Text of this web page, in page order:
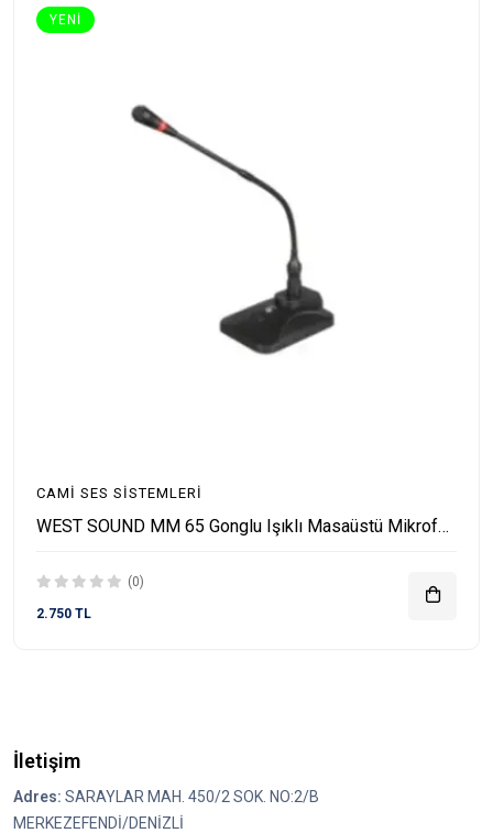
YENI
CAMI SES SISTEMLERI
WEST SOUND MM 65 Gonglu Işıklı Masaüstü Mikrofonu
(0)
2.750 TL
İletişim
Adres: SARAYLAR MAH. 450/2 SOK. NO:2/B
MERKEZEFENDİ/DENİZLİ